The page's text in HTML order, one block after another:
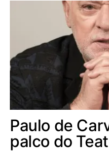
Paulo de
palco do